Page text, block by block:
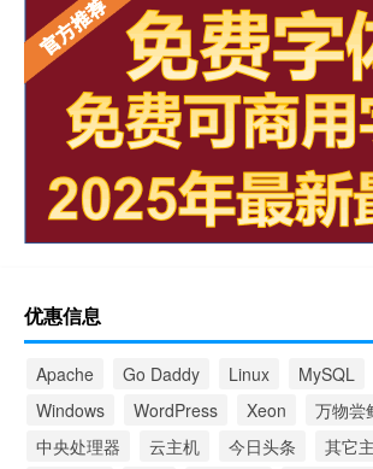
优惠信息
Apache Go Daddy Linux MySQL
Windows
WordPress Xeon 万物尝
中央处理器
云主机 今日头条 其它